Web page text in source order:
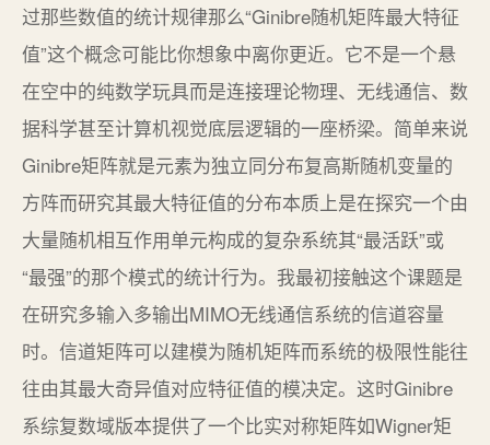
过那些数值的统计规律那么“Ginibre随机矩阵最大特征
值”这个概念可能比你想象中离你更近。它不是一个悬
在空中的纯数学玩具而是连接理论物理、无线通信、数
据科学甚至计算机视觉底层逻辑的一座桥梁。简单来说
Ginibre矩阵就是元素为独立同分布复高斯随机变量的
方阵而研究其最大特征值的分布本质上是在探究一个由
大量随机相互作用单元构成的复杂系统其“最活跃”或
“最强”的那个模式的统计行为。我最初接触这个课题是
在研究多输入多输出MIMO无线通信系统的信道容量
时。信道矩阵可以建模为随机矩阵而系统的极限性能往
往由其最大奇异值对应特征值的模决定。这时Ginibre
系综复数域版本提供了一个比实对称矩阵如Wigner矩